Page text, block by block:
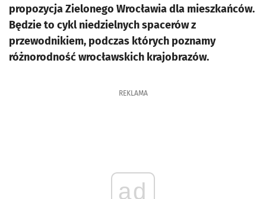
propozycja Zielonego Wrocławia dla mieszkańców.
Będzie to cykl niedzielnych spacerów z
przewodnikiem, podczas których poznamy
różnorodność wrocławskich krajobrazów.
REKLAMA
ad